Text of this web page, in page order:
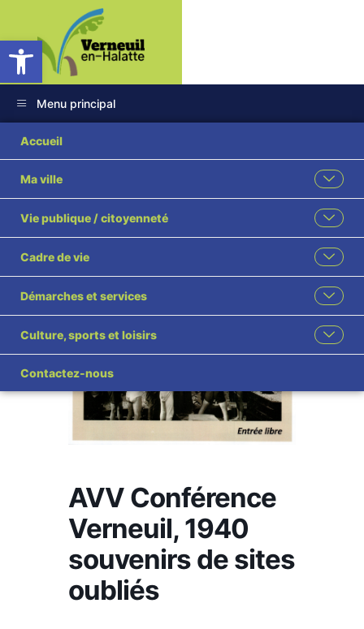
Ouvrir la barre d’outils
Menu principal
Accueil
Ma ville
Vie publique / citoyenneté
Cadre de vie
Démarches et services
Culture, sports et loisirs
Contactez-nous
AVV Conférence
Verneuil, 1940
souvenirs de sites
oubliés